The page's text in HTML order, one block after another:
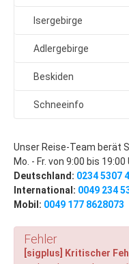
Altvatergebirge
Erzgebirge
Isergebirge
Adlergebirge
Beskiden
Schneeinfo
Unser Reise-Team berät
Mo. - Fr. von 9:00 bis 19:00
Deutschland: 0234 5307
International: 0049 234
Mobil: 0049 177 8628073
Fehler
[sigplus] Kritischer